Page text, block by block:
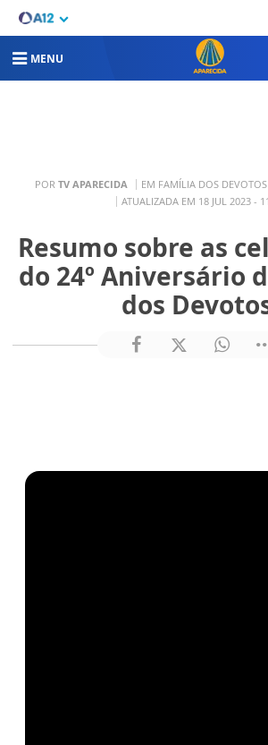
MENU
POR TV APARECIDA EM FAMÍLIA DOS DEVOTOS
ATUALIZADA EM 18 JUL 2023 -
Resumo sobre as
do 24º Aniversário
dos